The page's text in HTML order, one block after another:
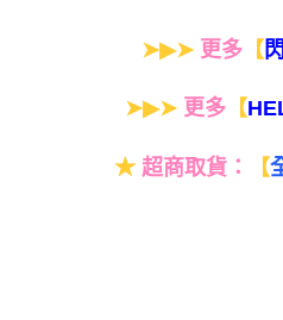
➤▶➤ 更多【
➤▶➤ 更多【
★ 超商取貨： 【